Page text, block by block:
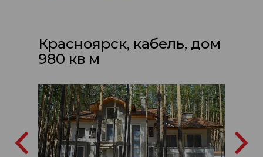
Красноярск, кабель, дом
980 кв м